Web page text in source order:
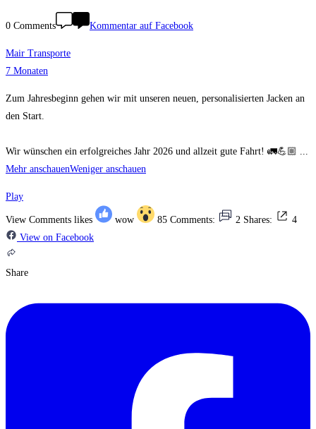
0 Comments Kommentar auf Facebook
Mair Transporte
7 Monaten
Zum Jahresbeginn gehen wir mit unseren neuen, personalisierten Jacken an
den Start.
Wir wünschen ein erfolgreiches Jahr 2026 und allzeit gute Fahrt! 🚛💪🏼 ...
Mehr anschauenWeniger anschauen
Play
View Comments likes wow 85 Comments: 2 Shares:
4
View on Facebook
Share